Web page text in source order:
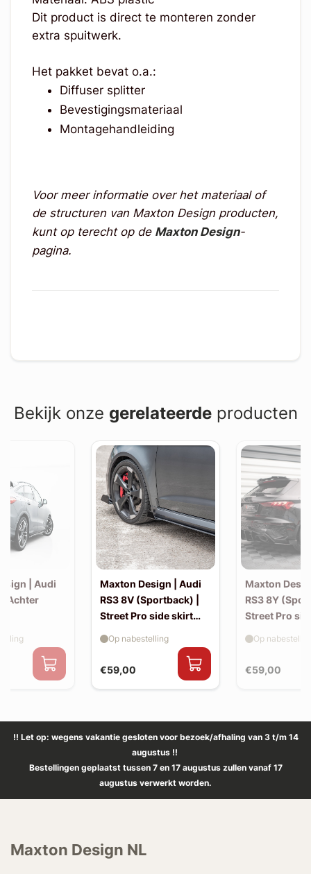
Dit product is direct te monteren zonder
extra spuitwerk.
Het pakket bevat o.a.:
Diffuser splitter
Bevestigingsmateriaal
Montagehandleiding
Voor meer informatie over het materiaal of
de structuren van Maxton Design producten,
kunt op terecht op de Maxton Design-
pagina.
Bekijk onze gerelateerdeproducten
| Audi
| Achter
Maxton Design | Audi
RS3 8V (Sportback) |
Street Pro side skirt
€59,00
Op nabestelling
Maxton
RS3 8Y
Street Pro
€59,00
Op
!! Let op: wegens vakantie gesloten voor bezoek/afhaling van 3 t/m 14
augustus !!
Bestellingen geplaatst tussen 7 en 17 augustus zullen vanaf 17
augustus verwerkt worden.
Maxton Design NL